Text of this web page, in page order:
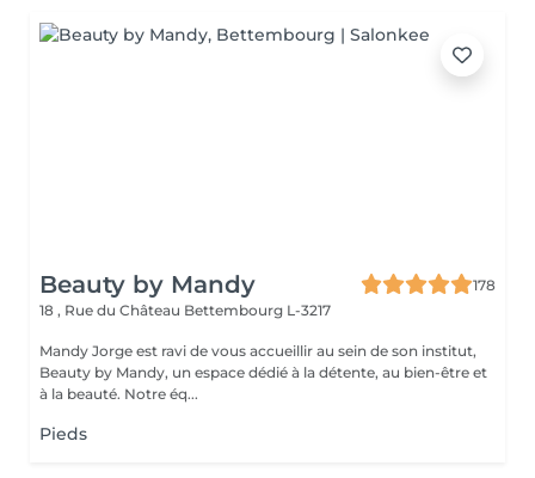
Beauty by Mandy
178
18 , Rue du Château Bettembourg L-3217
Mandy Jorge est ravi de vous accueillir au sein de son institut,
Beauty by Mandy, un espace dédié à la détente, au bien-être et
à la beauté. Notre éq...
Pieds